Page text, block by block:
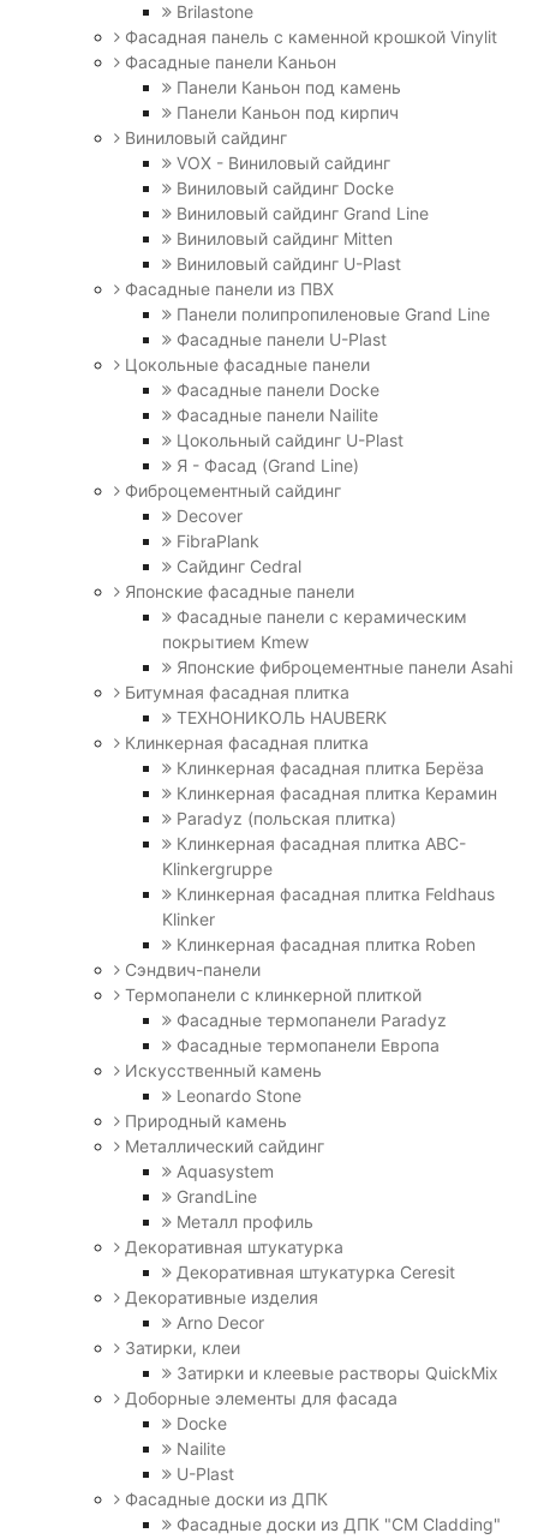
Brilastone
Фасадная панель с каменной крошкой Vinylit
Фасадные панели Каньон
Панели Каньон под камень
Панели Каньон под кирпич
Виниловый сайдинг
VOX - Виниловый сайдинг
Виниловый сайдинг Docke
Виниловый сайдинг Grand Line
Виниловый сайдинг Mitten
Виниловый сайдинг U-Plast
Фасадные панели из ПВХ
Панели полипропиленовые Grand Line
Фасадные панели U-Plast
Цокольные фасадные панели
Фасадные панели Docke
Фасадные панели Nailite
Цокольный сайдинг U-Plast
Я - Фасад (Grand Line)
Фиброцементный сайдинг
Decover
FibraPlank
Сайдинг Cedral
Японские фасадные панели
Фасадные панели с керамическим
покрытием Kmew
Японские фиброцементные панели Asahi
Битумная фасадная плитка
ТЕХНОНИКОЛЬ HAUBERK
Клинкерная фасадная плитка
Клинкерная фасадная плитка Берёза
Клинкерная фасадная плитка Керамин
Paradyz (польская плитка)
Клинкерная фасадная плитка ABC-
Klinkergruppe
Клинкерная фасадная плитка Feldhaus
Klinker
Клинкерная фасадная плитка Roben
Сэндвич-панели
Термопанели с клинкерной плиткой
Фасадные термопанели Paradyz
Фасадные термопанели Европа
Искусственный камень
Leonardo Stone
Природный камень
Металлический сайдинг
Aquasystem
GrandLine
Металл профиль
Декоративная штукатурка
Декоративная штукатурка Ceresit
Декоративные изделия
Arno Decor
Затирки, клеи
Затирки и клеевые растворы QuickMix
Доборные элементы для фасада
Docke
Nailite
U-Plast
Фасадные доски из ДПК
Фасадные доски из ДПК "CM Cladding"